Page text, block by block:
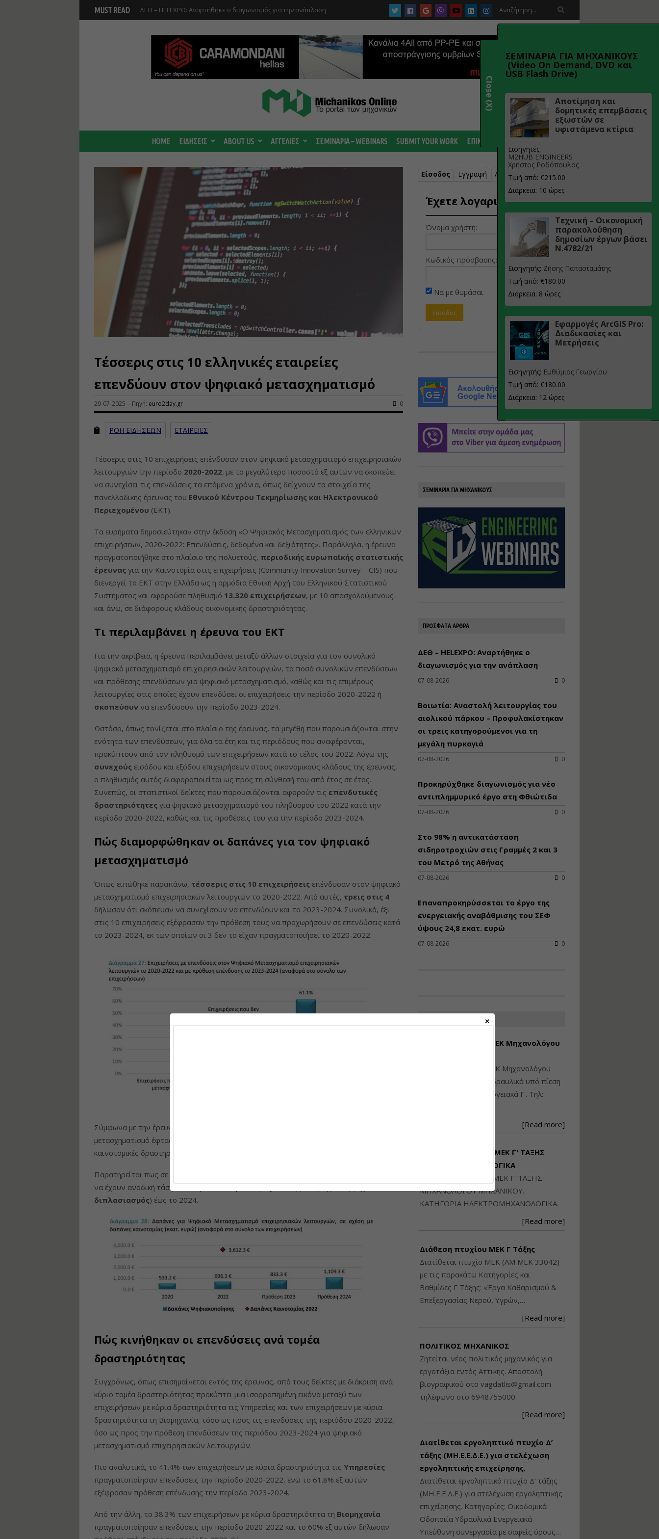
MUST READ Βοιωτία: Αναστολή λειτουργίας του αιολικού πάρκου – 
HOME ΕΙΔΗΣΕΙΣ ABOUT US ΑΓΓΕΛΙΕΣ ΣΕΜΙΝΑΡΙΑ – WEBINARS SUBMIT YOUR WORK ΕΠΙΚΟΙΝΩΝΙΑ
Τέσσερις στις 10 ελληνικές εταιρείες
επενδύουν στον ψηφιακό μετασχηματισμό
29-07-2025 - Πηγή: euro2day.gr 0
ΡΟΗ ΕΙΔΗΣΕΩΝ ΕΤΑΙΡΕΙΕΣ
Τέσσερις στις 10 επιχειρήσεις επένδυσαν στον ψηφιακό μετασχηματισμό επιχειρησιακών
λειτουργιών την περίοδο 2020-2022, με το μεγαλύτερο ποσοστό εξ αυτών να σκοπεύει
να συνεχίσει τις επενδύσεις τα επόμενα χρόνια, όπως δείχνουν τα στοιχεία της
πανελλαδικής έρευνας του Εθνικού Κέντρου Τεκμηρίωσης και Ηλεκτρονικού
Περιεχομένου (ΕΚΤ).
Τα ευρήματα δημοσιεύτηκαν στην έκδοση «Ο Ψηφιακός Μετασχηματισμός των ελληνικών
επιχειρήσεων, 2020-2022: Επενδύσεις, δεδομένα και δεξιότητες». Παράλληλα, η έρευνα
πραγματοποιήθηκε στο πλαίσιο της πολυετούς, περιοδικής ευρωπαϊκής στατιστικής
έρευνας για την Καινοτομία στις επιχειρήσεις (Community Innovation Survey – CIS) που
διενεργεί το ΕΚΤ στην Ελλάδα ως η αρμόδια Εθνική Αρχή του Ελληνικού Στατιστικού
Συστήματος και αφορούσε πληθυσμό 13.320 επιχειρήσεων, με 10 απασχολούμενους
και άνω, σε διάφορους κλάδους οικονομικής δραστηριότητας.
Τι περιλαμβάνει η έρευνα του ΕΚΤ
Για την ακρίβεια, η έρευνα περιλαμβάνει μεταξύ άλλων στοιχεία για τον συνολικό
ψηφιακό μετασχηματισμό επιχειρησιακών λειτουργιών, τα ποσά συνολικών επενδύσεων
και πρόθεσης επενδύσεων για ψηφιακό μετασχηματισμό, καθώς και τις επιμέρους
λειτουργίες στις οποίες έχουν επενδύσει οι επιχειρήσεις την περίοδο 2020-2022 ή
σκοπεύουν να επενδύσουν την περίοδο 2023-2024.
Ωστόσο, όπως τονίζεται στο πλαίσιο της έρευνας, τα μεγέθη που παρουσιάζονται στην
ενότητα των επενδύσεων, για όλα τα έτη και τις περιόδους που αναφέρονται,
προκύπτουν από τον πληθυσμό των επιχειρήσεων κατά το τέλος του 2022. Λόγω της
συνεχούς εισόδου και εξόδου επιχειρήσεων στους οικονομικούς κλάδους της έρευνας,
ο πληθυσμός αυτός διαφοροποιείται ως προς τη σύνθεσή του από έτος σε έτος.
Συνεπώς, οι στατιστικοί δείκτες που παρουσιάζονται αφορούν τις επενδυτικές
δραστηριότητες για ψηφιακό μετασχηματισμό του πληθυσμού του 2022 κατά την
περίοδο 2020-2022, καθώς και τις προθέσεις του για την περίοδο 2023-2024.
Πώς διαμορφώθηκαν οι δαπάνες για τον ψηφιακό
μετασχηματισμό
Όπως ειπώθηκε παραπάνω, τέσσερις στις 10 επιχειρήσεις επένδυσαν στον ψηφιακό
μετασχηματισμό επιχειρησιακών λειτουργιών το 2020-2022. Από αυτές, τρεις στις 4
δήλωσαν ότι σκόπευαν να συνεχίσουν να επενδύουν και το 2023-2024. Συνολικά, έξι
στις 10 επιχειρήσεις εξέφρασαν την πρόθεση τους να προχωρήσουν σε επενδύσεις κατά
το 2023-2024, εκ των οποίων οι 3 δεν το είχαν πραγματοποιήσει το 2020-2022.
Σύμφωνα με την έρευνα, για το 2022 οι δαπάνες των επιχειρήσεων για ψηφιακό
μετασχηματισμό έφτασαν τα
καινοτομικές δραστηριότητες για το ίδιο έτος ανήλθαν περίπου στα
Παρατηρείται πως σε γενικές γραμμές οι δαπάνες ψηφιακού μετασχηματισμού δείχνουν
να έχουν ανοδική τάση, ενώ δηλώνεται πρόθεση σημαντικής αύξησής τους (
διπλασιασμός) έως το 2024.
Πώς κινήθηκαν οι επενδύσεις ανά τομέα
δραστηριότητας
Συγχρόνως, όπως επισημαίνεται εντός της έρευνας, από τους δείκτες με διάκριση ανά
κύριο τομέα δραστηριότητας προκύπτει μια ισορροπημένη εικόνα μεταξύ των
επιχειρήσεων με κύρια δραστηριότητα τις Υπηρεσίες και των επιχειρήσεων με κύρια
δραστηριότητα τη Βιομηχανία, τόσο ως προς τις επενδύσεις της περιόδου 2020-2022,
όσο ως προς την πρόθεση επενδύσεων της περιόδου 2023-2024 για ψηφιακό
μετασχηματισμό επιχειρησιακών λειτουργιών.
Πιο αναλυτικά, το 41.4% των επιχειρήσεων με κύρια δραστηριότητα τις Υπηρεσίες
πραγματοποίησαν επενδύσεις την περίοδο 2020-2022, ενώ το 61.8% εξ αυτών
εξέφρασαν πρόθεση επένδυσης την περίοδο 2023-2024.
Από την άλλη, το 38.3% των επιχειρήσεων με κύρια δραστηριότητα τη Βιομηχανία
πραγματοποίησαν επενδύσεις την περίοδο 2020-2022 και το 60% εξ αυτών δήλωσαν
Είσοδος Εγγραφή Ανάκτηση κωδικού
Έχετε λογαριασμό;
Όνομα χρήστη:
Κωδικός πρόσβασης:
Να με θυμάσαι
ΣΕΜΙΝΑΡΙΑ ΓΙΑ ΜΗΧΑΝΙΚΟΥΣ
ΠΡΟΣΦΑΤΑ ΑΡΘΡΑ
ΔΕΘ – HELEXPO: Αναρτήθηκε ο
διαγωνισμός για την ανάπλαση
07-08-2026 0
Βοιωτία: Αναστολή λειτουργίας του
αιολικού πάρκου – Προφυλακίστηκαν
οι τρεις κατηγορούμενοι για τη
μεγάλη πυρκαγιά
07-08-2026 0
Προκηρύχθηκε διαγωνισμός για νέo
αντιπλημμυρικό έργο στη Φθιώτιδα
07-08-2026 0
Στο 98% η αντικατάσταση
σιδηροτροχιών στις Γραμμές 2 και 3
του Μετρό της Αθήνας
07-08-2026 0
Επαναπροκηρύσσεται το έργο της
ενεργειακής αναβάθμισης του ΣΕΦ
ύψους 24,8 εκατ. ευρώ
07-08-2026 0
Διάθεση Πτυχίου ΜΕΚ Μηχανολόγου
Διατίθεται πτυχίο ΜΕΚ Μηχανολόγου
Μηχανικού: Η/Μ Γ', Υδραυλικά υπό πίεση
Β', Βιομηχανικά - Ενεργειακά Γ'. Τηλ:
[Read more]
ΔΙΑΤΙΘΕΤΑΙ ΠΤΥΧΙΟ ΜΕΚ Γ' ΤΑΞΗΣ
ΗΛΕΚΤΡΟΜΗΧΑΝΟΛΟΓΙΚΑ
ΔΙΑΤΙΘΕΤΑΙ ΠΤΥΧΙΟ ΜΕΚ Γ' ΤΑΞΗΣ
ΜΗΧΑΝΟΛΟΓΟΥ ΜΗΧΑΝΙΚΟΥ.
ΚΑΤΗΓΟΡΙΑ ΗΛΕΚΤΡΟΜΗΧΑΝΟΛΟΓΙΚΑ.
[Read more]
Διάθεση πτυχίου ΜΕΚ Γ Τάξης
Διατίθεται πτυχίο ΜΕΚ (ΑΜ ΜΕΚ 33042)
με τις παρακάτω Κατηγορίες και
Βαθμίδες Γ Τάξης: «Έργα Καθαρισμού &
Επεξεργασίας Νερού, Υγρών,…
[Read more]
ΠΟΛΙΤΙΚΟΣ ΜΗΧΑΝΙΚΟΣ
Ζητείται νέος πολιτικός μηχανικός για
εργοτάξια εντός Αττικής. Αποστολή
βιογραφικού στο vagdatlis@gmail.com
τηλέφωνο στο 6948755000.
[Read more]
Διατίθεται εργοληπτικό πτυχίο Δ’
τάξης (ΜΗ.Ε.Ε.Δ.Ε.) για στελέχωση
εργοληπτικής επιχείρησης.
Διατίθεται εργοληπτικό πτυχίο Δ’ τάξης
(ΜΗ.Ε.Ε.Δ.Ε.) για στελέχωση εργοληπτικής
επιχείρησης. Κατηγορίες: Οικοδομικά
Οδοποιία Υδραυλικά Ενεργειακά
Υπεύθυνη συνεργασία με σαφείς όρους…
ΣΕΜΙΝΑΡΙΑ ΓΙΑ ΜΗΧΑΝΙΚΟΥΣ
(Video On Demand, DVD και
USB Flash Drive)
Αποτίμηση και
δομητικές επεμβάσεις
εξωστών σε
υφιστάμενα κτίρια
Εισηγητές:
M2HUB ENGINEERS
Χρήστος Ροδόπουλος
Τιμή από: €215.00
Διάρκεια: 10 ώρες
Τεχνική – Οικονομική
παρακολούθηση
δημοσίων έργων βάσει
Ν.4782/21
Εισηγητής: Ζήσης Παπασταμάτης
Τιμή από: €180.00
Διάρκεια: 8 ώρες
Εφαρμογές ArcGIS Pro:
Διαδικασίες και
Μετρήσεις
Εισηγητής: Ευθύμιος Γεωργίου
Τιμή από: €180.00
Διάρκεια: 12 ώρες
υλοποίηση
φωτοβολταϊκών
Τιμή από: €230.00
Διάρκεια: 16 ώρες
Αρχιτεκτονικός
Σχεδιασμός με το
Rhinoceros
υδατοδεξαμενής
Εισηγητής: Χρήστος Ροδόπουλος
Τιμή από: €230.00
Διάρκεια: 14 ώρες
Διαδικασία
κατάταξης
Νικόλαος Σαρούκος
Τιμή από: €145.00
Εισηγήτρια:Αναστασία Μητρακάκη
Διάρκεια: 9 ώρες
Διηρημένης
Πολεοδομικού
Σχεδίου Δόμησης
Εισηγήτρια:
Τιμή από: €145.00
Διάρκεια: 8 ώρες
Εισηγητής: Στέφανος Τουλόγλου
Τιμή από: €190.00
Διάρκεια: 12 ώρες
Εισηγητής:Λάμπρος Κίσσας
Τιμή από: €130.00
Διάρκεια: 6 ώρες
Close (X)